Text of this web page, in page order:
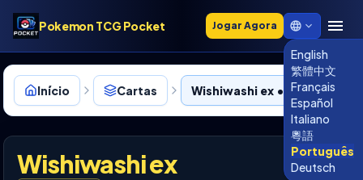
Pokemon TCG Pocket Jogar Agora
English
繁體中文
Français
Español
Italiano
粵語
Português
Deutsch
Início Cartas Wishiwashi ex • A3-051
Wishiwashi ex